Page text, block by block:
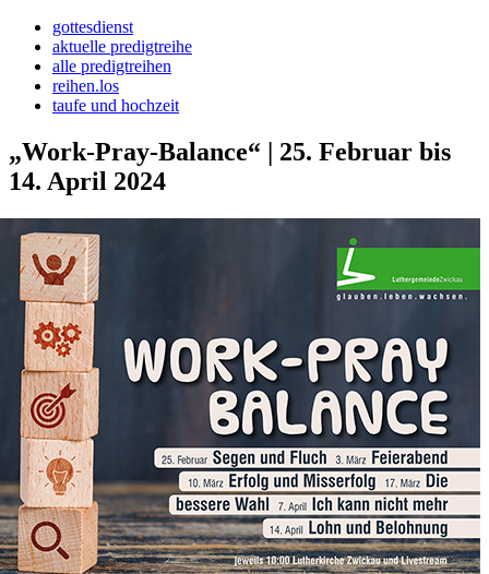
gottesdienst
aktuelle predigtreihe
alle predigtreihen
reihen.los
taufe und hochzeit
„Work-Pray-Balance“ | 25. Februar bis
14. April 2024